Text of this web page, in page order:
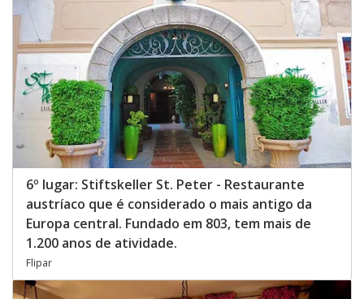
6º lugar: Stiftskeller St. Peter - Restaurante
austríaco que é considerado o mais antigo da
Europa central. Fundado em 803, tem mais de
1.200 anos de atividade.
Flipar